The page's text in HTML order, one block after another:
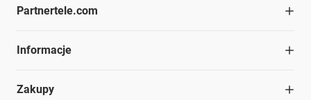
Partnertele.com
O firmie
Struktura organizacyjna
Informacje
Blog
Zakupy